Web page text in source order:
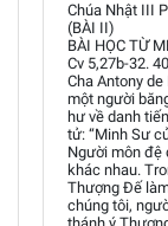
Chúa Nhật III
(BÀI II)
BÀI HỌC TỪ
Cv 5,27b-32.
Cha Antony
một người
hư về danh
tử: “Minh Sư
Người môn đệ
khác nhau.
Thượng Đế
chúng tôi,